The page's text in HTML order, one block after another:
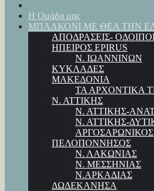
Η Ομάδα μας
ΜΠΑΛΚΟΝΙ ΜΕ ΘΕΑ ΤΗΝ
ΑΠΟΔΡΑΣΕΙΣ-
ΗΠΕΙΡΟΣ EPIRUS
Ν. ΙΩΑΝΝΙΝΩΝ
ΚΥΚΛΑΔΕΣ
ΜΑΚΕΔΟΝΙΑ
ΤΑ ΑΡΧΟΝΤΙΚΑ
Ν. ΑΤΤΙΚΗΣ
Ν. ΑΤΤΙΚΗΣ-
Ν. ΑΤΤΙΚΗΣ-
ΑΡΓΟΣΑΡΩΝΙΚΟΣ
ΠΕΛΟΠΟΝΝΗΣΟΣ
Ν. ΛΑΚΩΝΙΑΣ
Ν. ΜΕΣΣΗΝΙΑΣ
Ν.ΑΡΚΑΔΙΑΣ
ΔΩΔΕΚΑΝΗΣΑ